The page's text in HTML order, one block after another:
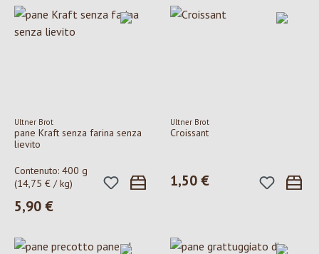
Ultner Brot
pane Kraft senza farina senza
lievito
Contenuto: 400 g
(14,75 € / kg)
Prezzo normale:
5,90 €
Ultner Brot
Croissant
Prezzo normale:
1,50 €